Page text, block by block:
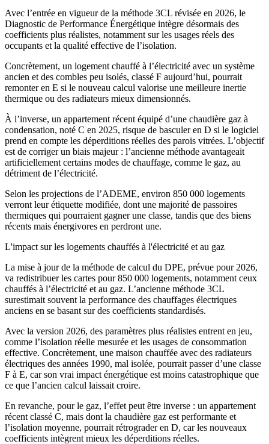
Avec l’entrée en vigueur de la méthode 3CL révisée en 2026, le
Diagnostic de Performance Énergétique intègre désormais des
coefficients plus réalistes, notamment sur les usages réels des
occupants et la qualité effective de l’isolation.
Concrètement, un logement chauffé à l’électricité avec un système
ancien et des combles peu isolés, classé F aujourd’hui, pourrait
remonter en E si le nouveau calcul valorise une meilleure inertie
thermique ou des radiateurs mieux dimensionnés.
À l’inverse, un appartement récent équipé d’une chaudière gaz à
condensation, noté C en 2025, risque de basculer en D si le logiciel
prend en compte les déperditions réelles des parois vitrées. L’objectif
est de corriger un biais majeur : l’ancienne méthode avantageait
artificiellement certains modes de chauffage, comme le gaz, au
détriment de l’électricité.
Selon les projections de l’ADEME, environ 850 000 logements
verront leur étiquette modifiée, dont une majorité de passoires
thermiques qui pourraient gagner une classe, tandis que des biens
récents mais énergivores en perdront une.
L'impact sur les logements chauffés à l'électricité et au gaz
La mise à jour de la méthode de calcul du DPE, prévue pour 2026,
va redistribuer les cartes pour 850 000 logements, notamment ceux
chauffés à l’électricité et au gaz. L’ancienne méthode 3CL
surestimait souvent la performance des chauffages électriques
anciens en se basant sur des coefficients standardisés.
Avec la version 2026, des paramètres plus réalistes entrent en jeu,
comme l’isolation réelle mesurée et les usages de consommation
effective. Concrètement, une maison chauffée avec des radiateurs
électriques des années 1990, mal isolée, pourrait passer d’une classe
F à E, car son vrai impact énergétique est moins catastrophique que
ce que l’ancien calcul laissait croire.
En revanche, pour le gaz, l’effet peut être inverse : un appartement
récent classé C, mais dont la chaudière gaz est performante et
l’isolation moyenne, pourrait rétrograder en D, car les nouveaux
coefficients intègrent mieux les déperditions réelles.